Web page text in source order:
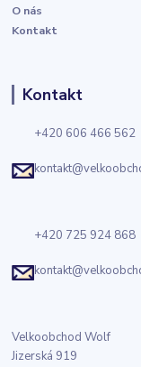
O nás
Kontakt
Kontakt
+420 606 466 562
+420 725 924 868
Velkoobchod Wolf
Jizerská 919